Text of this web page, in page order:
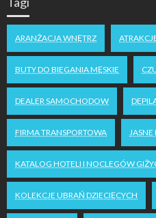
ARANŻACJA WNĘTRZ
BUTY DO BIEGANIA MĘSKIE
DEALER SAMOCHODOW
FIRMA TRANSPORTOWA JASNE
KATALOG HOTELI I NOCLEGÓW
KOLEKCJE UBRAŃ DZIECIĘCYCH